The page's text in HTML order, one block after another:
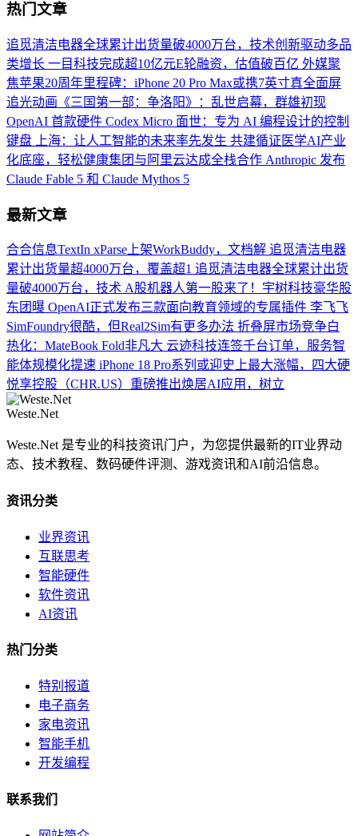
热门文章
追觅清洁电器全球累计出货量破4000万台，技术创新驱动多品
类增长 一目科技完成超10亿元E轮融资，估值破百亿 外媒聚
焦苹果20周年里程碑：iPhone 20 Pro Max或携7英寸真全面屏
追光动画《三国第一部：争洛阳》：乱世启幕，群雄初现
OpenAI 首款硬件 Codex Micro 面世：专为 AI 编程设计的控制
键盘
上海：让人工智能的未来率先发生 共建循证医学AI产业
化底座，轻松健康集团与阿里云达成全栈合作 Anthropic 发布
Claude Fable 5 和 Claude Mythos 5
最新文章
合合信息TextIn xParse上架WorkBuddy，文档解 追觅清洁电器
累计出货量超4000万台，覆盖超1 追觅清洁电器全球累计出货
量破4000万台，技术 A股机器人第一股来了！宇树科技豪华股
东团曝 OpenAI正式发布三款面向教育领域的专属插件 李飞飞
SimFoundry很酷，但Real2Sim有更多办法 折叠屏市场竞争白
热化：MateBook Fold非凡大 云迹科技连签千台订单，服务智
能体规模化提速 iPhone 18 Pro系列或迎史上最大涨幅，四大硬
悦享控股（CHR.US）重磅推出焕居AI应用，树立
Weste.Net
Weste.Net 是专业的科技资讯门户，为您提供最新的IT业界动
态、技术教程、数码硬件评测、游戏资讯和AI前沿信息。
资讯分类
业界资讯
互联思考
智能硬件
软件资讯
AI资讯
热门分类
特别报道
电子商务
家电资讯
智能手机
开发编程
联系我们